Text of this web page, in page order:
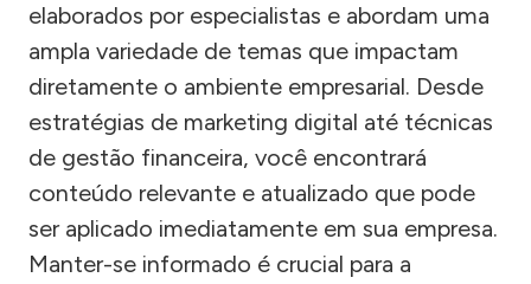
elaborados por especialistas e abordam uma
ampla variedade de temas que impactam
diretamente o ambiente empresarial. Desde
estratégias de marketing digital até técnicas
de gestão financeira, você encontrará
conteúdo relevante e atualizado que pode
ser aplicado imediatamente em sua empresa.
Manter-se informado é crucial para a